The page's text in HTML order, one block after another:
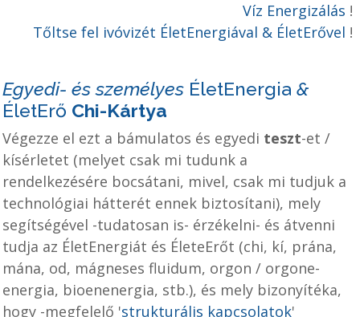
Víz Energizálás !
Tőltse fel ivóvizét ÉletEnergiával & ÉletErővel !
Egyedi- és személyes ÉletEnergia &
ÉletErő Chi-Kártya
Végezze el ezt a bámulatos és egyedi teszt-et /
kísérletet (melyet csak mi tudunk a
rendelkezésére bocsátani, mivel, csak mi tudjuk a
technológiai hátterét ennek biztosítani), mely
segítségével -tudatosan is- érzékelni- és átvenni
tudja az ÉletEnergiát és ÉleteErőt (chi, kí, prána,
mána, od, mágneses fluidum, orgon / orgone-
energia, bioenenergia, stb.), és mely bizonyítéka,
hogy -megfelelő 'strukturális kapcsolatok'